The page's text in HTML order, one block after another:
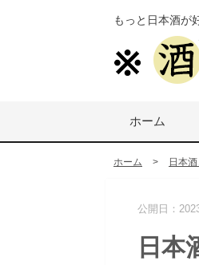
もっと日本酒が
ホーム
ホーム > 日本
公開日：
日本